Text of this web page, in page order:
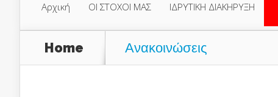
Αρχική ΟΙ ΣΤΟΧΟΙ ΜΑΣ ΙΔΡΥΤΙΚΗ ΔΙΑΚΗΡΥΞΗ
Home Ανακοινώσεις